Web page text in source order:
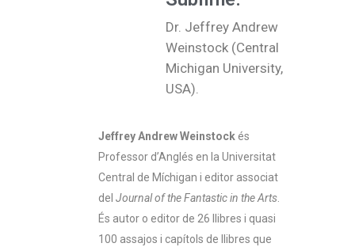
Dr. Jeffrey Andrew
Weinstock (Central
Michigan University,
USA).
Jeffrey Andrew Weinstock és
Professor d’Anglés en la Universitat
Central de Míchigan i editor associat
del Journal of the Fantastic in the Arts
És autor o editor de 26 llibres i quasi
100 assajos i capítols de llibres que